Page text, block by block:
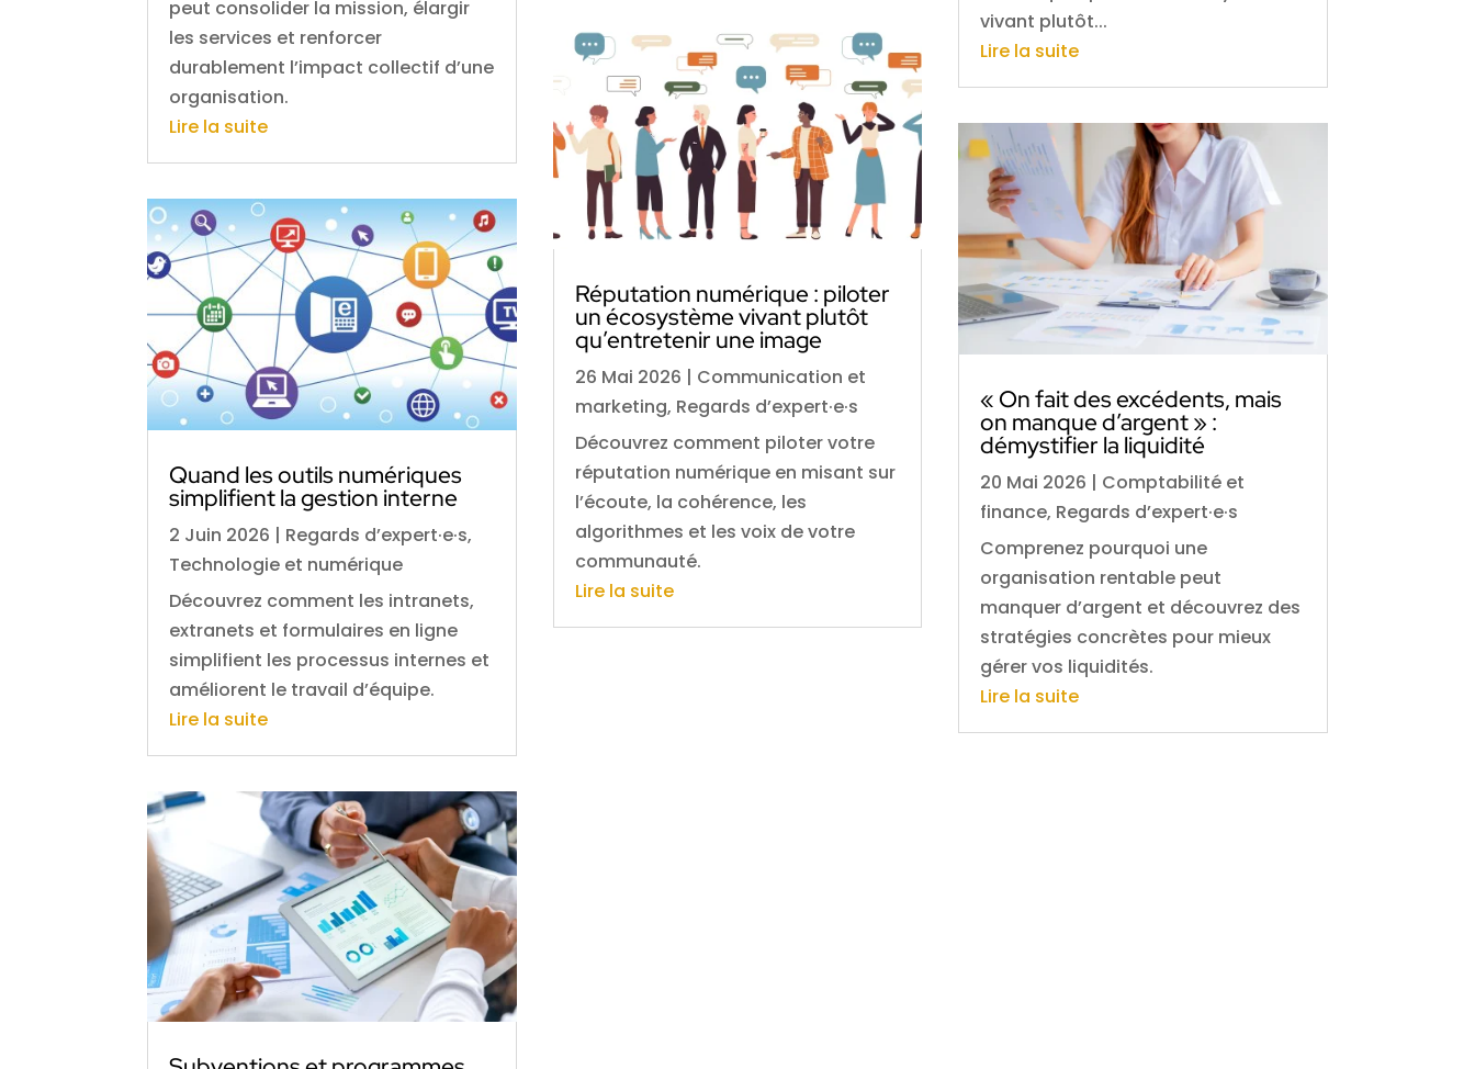
peut consolider la mission, élargir
les services et renforcer
durablement l’impact collectif d’une
organisation.
Lire la suite
Quand les outils numériques
simplifient la gestion interne
2 Juin 2026 | Regards d’expert·e·s,
Technologie et numérique
Découvrez comment les intranets,
extranets et formulaires en ligne
simplifient les processus internes et
améliorent le travail d’équipe.
Lire la suite
Réputation numérique : piloter
un écosystème vivant plutôt
qu’entretenir une image
26 Mai 2026 | Communication et
marketing, Regards d’expert·e·s
Découvrez comment piloter votre
réputation numérique en misant sur
l’écoute, la cohérence, les
algorithmes et les voix de votre
communauté.
Lire la suite
vivant plutôt...
Lire la suite
« On fait des excédents, mais
on manque d’argent » :
démystifier la liquidité
20 Mai 2026 | Comptabilité et
finance, Regards d’expert·e·s
Comprenez pourquoi une
organisation rentable peut
manquer d’argent et découvrez des
stratégies concrètes pour mieux
gérer vos liquidités.
Lire la suite